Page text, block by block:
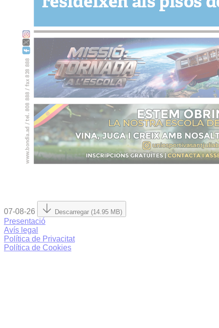
07-08-26 Descarregar (14.95 MB)
Presentació
Avís legal
Política de Privacitat
Política de Cookies